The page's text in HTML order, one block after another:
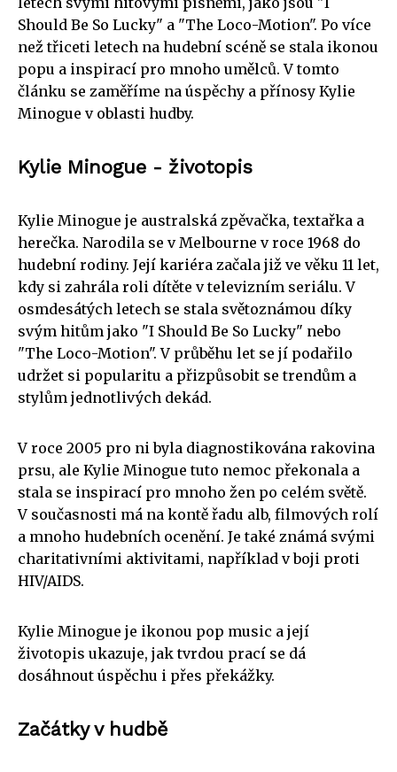
Should Be So Lucky" a "The Loco-Motion". Po více
než třiceti letech na hudební scéně se stala ikonou
popu a inspirací pro mnoho umělců. V tomto
článku se zaměříme na úspěchy a přínosy Kylie
Minogue v oblasti hudby.
Kylie Minogue - životopis
Kylie Minogue je australská zpěvačka, textařka a
herečka. Narodila se v Melbourne v roce 1968 do
hudební rodiny. Její kariéra začala již ve věku 11 let,
kdy si zahrála roli dítěte v televizním seriálu. V
osmdesátých letech se stala světoznámou díky
svým hitům jako "I Should Be So Lucky" nebo
"The Loco-Motion". V průběhu let se jí podařilo
udržet si popularitu a přizpůsobit se trendům a
stylům jednotlivých dekád.
V roce 2005 pro ni byla diagnostikována rakovina
prsu, ale Kylie Minogue tuto nemoc překonala a
stala se inspirací pro mnoho žen po celém světě.
V současnosti má na kontě řadu alb, filmových rolí
a mnoho hudebních ocenění. Je také známá svými
charitativními aktivitami, například v boji proti
HIV/AIDS.
Kylie Minogue je ikonou pop music a její
životopis ukazuje, jak tvrdou prací se dá
dosáhnout úspěchu i přes překážky.
Začátky v hudbě